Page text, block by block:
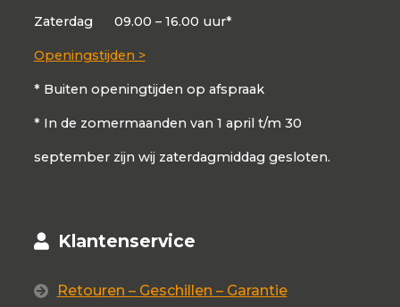
Zaterdag 09.00 – 16.00 uur*
Openingstijden >
* Buiten openingtijden op afspraak
* In de zomermaanden van 1 april t/m 30
september zijn wij zaterdagmiddag gesloten.
Klantenservice
Retouren – Geschillen – Garantie